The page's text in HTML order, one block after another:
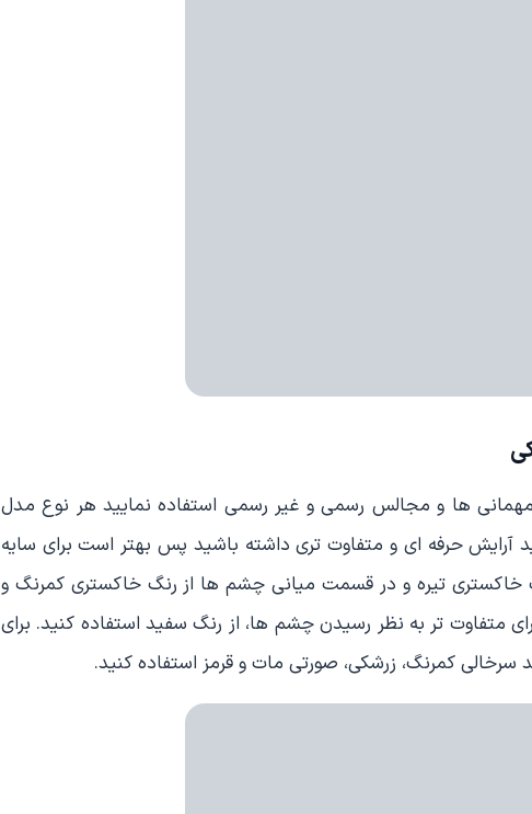
ها و مجالس رسمی و غیر رسمی استفاده نمایید هر نوع مدل
حرفه ای و متفاوت تری داشته باشید پس بهتر است برای سایه
تیره و در قسمت میانی چشم ها از رنگ خاکستری کمرنگ و
متفاوت تر به نظر رسیدن چشم ها، از رنگ سفید استفاده کنید. برای
سرخالی کمرنگ، زرشکی، صورتی مات و قرمز استفاده کنید.